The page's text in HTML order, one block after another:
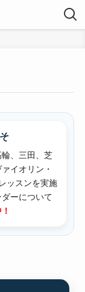
、三田、芝
イオリン・
ッスンを実施
ーについて